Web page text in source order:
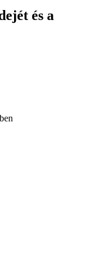
és a